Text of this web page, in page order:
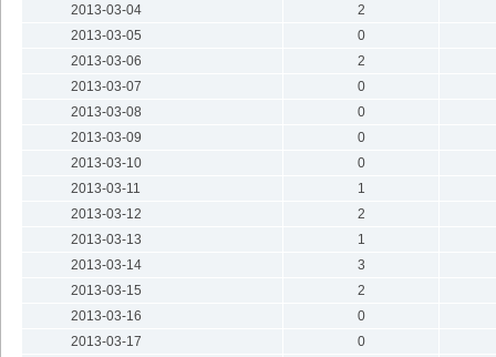
2013-03-04
2
2013-03-05
0
2013-03-06
2
2013-03-07
0
2013-03-08
0
2013-03-09
0
2013-03-10
0
2013-03-11
1
2013-03-12
2
2013-03-13
1
2013-03-14
3
2013-03-15
2
2013-03-16
0
2013-03-17
0